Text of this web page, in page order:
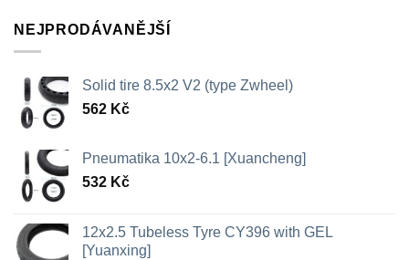
NEJPRODÁVANĚJŠÍ
Solid tire 8.5x2 V2 (type Zwheel)
562 Kč
Pneumatika 10x2-6.1 [Xuancheng]
532 Kč
12x2.5 Tubeless Tyre CY396 with GEL
[Yuanxing]